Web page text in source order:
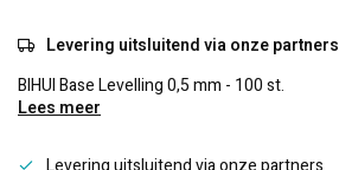
Levering uitsluitend via onze partners
BIHUI Base Levelling 0,5 mm - 100 st.
Lees meer